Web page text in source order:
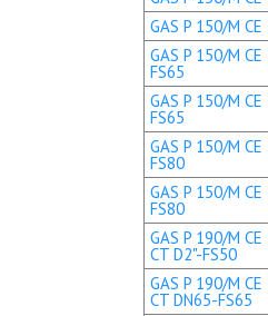
GAS P 150/M
GAS P 150/M
FS65
GAS P 150/M
FS65
GAS P 150/M
FS80
GAS P 150/M
FS80
GAS P 190/M CE
CT D2"-FS50
GAS P 190/M CE
CT DN65-FS65